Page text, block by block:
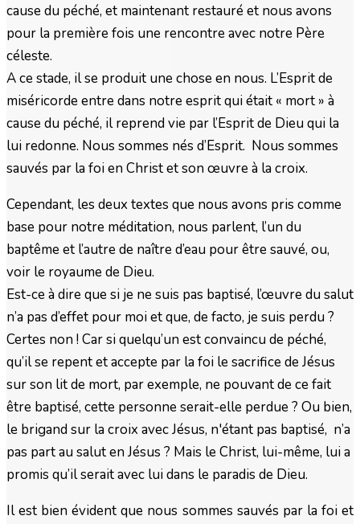
cause du péché, et maintenant restauré et nous avons
pour la première fois une rencontre avec notre Père
céleste.
A ce stade, il se produit une chose en nous. L’Esprit de
miséricorde entre dans notre esprit qui était « mort » à
cause du péché, il reprend vie par l’Esprit de Dieu qui la
lui redonne. Nous sommes nés d’Esprit. Nous sommes
sauvés par la foi en Christ et son œuvre à la croix.
Cependant, les deux textes que nous avons pris comme
base pour notre méditation, nous parlent, l’un du
baptême et l’autre de naître d’eau pour être sauvé, ou,
voir le royaume de Dieu.
Est-ce à dire que si je ne suis pas baptisé, l’œuvre du salut
n’a pas d’effet pour moi et que, de facto, je suis perdu ?
Certes non ! Car si quelqu’un est convaincu de péché,
qu’il se repent et accepte par la foi le sacrifice de Jésus
sur son lit de mort, par exemple, ne pouvant de ce fait
être baptisé, cette personne serait-elle perdue ? Ou bien,
le brigand sur la croix avec Jésus, n'étant pas baptisé, n’a
pas part au salut en Jésus ? Mais le Christ, lui-même, lui a
promis qu’il serait avec lui dans le paradis de Dieu.
Il est bien évident que nous sommes sauvés par la foi et